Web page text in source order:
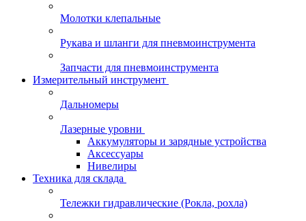
Молотки клепальные
Рукава и шланги для пневмоинструмента
Запчасти для пневмоинструмента
Измерительный инструмент
Дальномеры
Лазерные уровни
Аккумуляторы и зарядные устройства
Аксессуары
Нивелиры
Техника для склада
Тележки гидравлические (Рокла, рохла)